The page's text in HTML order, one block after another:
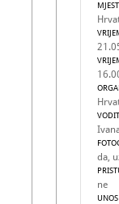
da,
ne
UNOS